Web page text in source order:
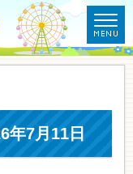
年7月11日